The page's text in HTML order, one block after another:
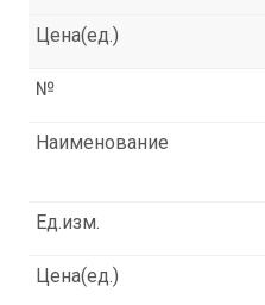
Цена(ед.)
№
Наименование
Ед.изм.
Цена(ед.)